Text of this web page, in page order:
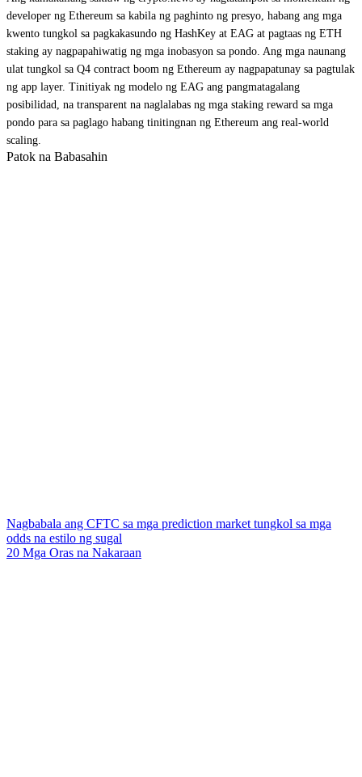
developer ng Ethereum sa kabila ng paghinto ng presyo, habang ang mga
kwento tungkol sa pagkakasundo ng HashKey at EAG at pagtaas ng ETH
staking ay nagpapahiwatig ng mga inobasyon sa pondo. Ang mga naunang
ulat tungkol sa Q4 contract boom ng Ethereum ay nagpapatunay sa pagtulak
ng app layer. Tinitiyak ng modelo ng EAG ang pangmatagalang
posibilidad, na transparent na naglalabas ng mga staking reward sa mga
pondo para sa paglago habang tinitingnan ng Ethereum ang real-world
scaling.
Patok na Babasahin
Nagbabala ang CFTC sa mga prediction market tungkol sa mga
odds na estilo ng sugal
20 Mga Oras na Nakaraan